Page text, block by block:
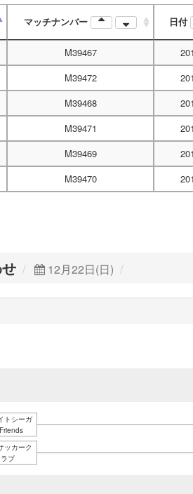
マッチナンバー 日付
M39467
M39472
M39468
M39471
M39469
M39470
12月22日(日)
トシーガ
ッカーク
ラブ